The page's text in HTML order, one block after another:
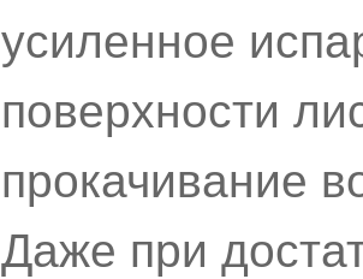
усиленное
поверхности
прокачивание
Даже при